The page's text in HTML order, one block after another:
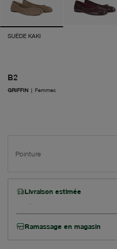
SUÈDE KAKI
B2
GRIFFIN | Femmes
Pointure
Livraison estimée
Ramassage en magasin